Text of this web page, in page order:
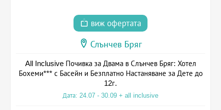
виж офертата
Слънчев Бряг
All Inclusive Почивка за Двама в Слънчев Бряг: Хотел
Бохеми*** с Басейн и Безплатно Настаняване за Дете до
12г.
Дата: 24.07 - 30.09 + all inclusive